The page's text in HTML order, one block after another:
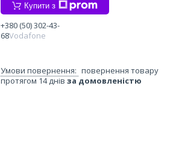
Купити з
+380 (50) 302-43-
68Vodafone
повернення товару
протягом 14 днів за домовленістю